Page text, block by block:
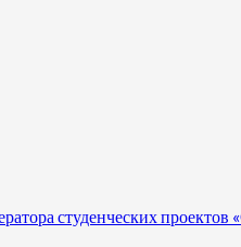
студенческих проектов